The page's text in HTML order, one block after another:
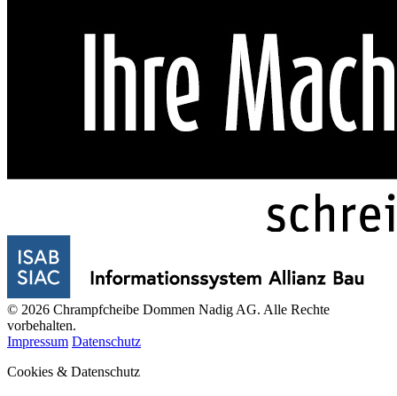
© 2026 Chrampfcheibe Dommen Nadig AG. Alle Rechte
vorbehalten.
Impressum Datenschutz
Cookies & Datenschutz